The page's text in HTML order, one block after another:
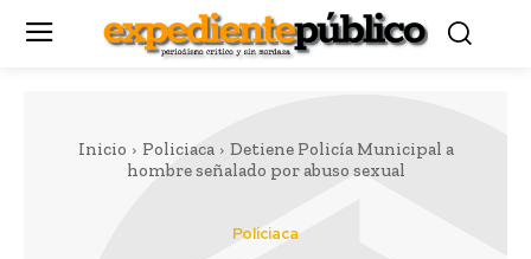
Inicio Policiaca
Detiene Policía Municipal a
hombre señalado por abuso sexual
Policiaca